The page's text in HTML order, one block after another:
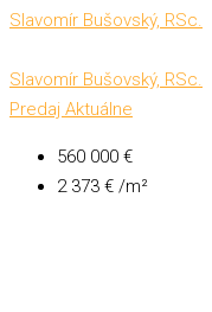
Slavomír Bušovský, RSc.
Slavomír Bušovský, RSc.
Predaj Aktuálne
560 000 €
2 373 € /m²